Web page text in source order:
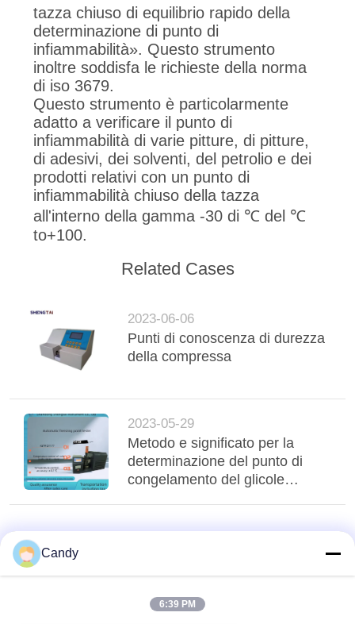
tazza chiuso di equilibrio rapido della
determinazione di punto di
infiammabilità». Questo strumento
inoltre soddisfa le richieste della norma
di iso 3679.
Questo strumento è particolarmente
adatto a verificare il punto di
infiammabilità di varie pitture, di pitture,
di adesivi, dei solventi, del petrolio e dei
prodotti relativi con un punto di
infiammabilità chiuso della tazza
all'interno della gamma -30 di ℃ del ℃
to+100.
Related Cases
2023-06-06
Punti di conoscenza di durezza
della compressa
2023-05-29
Metodo e significato per la
determinazione del punto di
congelamento del glicole
Candy
6:39 PM